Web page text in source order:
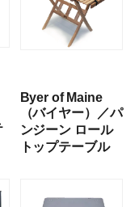
Byer of Maine
（バイヤー）／パ
ンジーン ロール
トップテーブル